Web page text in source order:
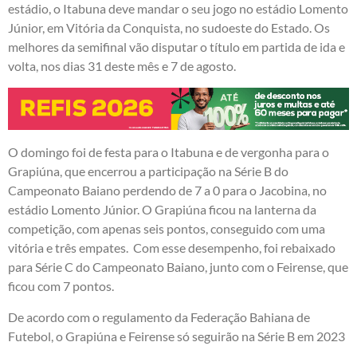
estádio, o Itabuna deve mandar o seu jogo no estádio Lomento
Júnior, em Vitória da Conquista, no sudoeste do Estado. Os
melhores da semifinal vão disputar o título em partida de ida e
volta, nos dias 31 deste mês e 7 de agosto.
O domingo foi de festa para o Itabuna e de vergonha para o
Grapiúna, que encerrou a participação na Série B do
Campeonato Baiano perdendo de 7 a 0 para o Jacobina, no
estádio Lomento Júnior. O Grapiúna ficou na lanterna da
competição, com apenas seis pontos, conseguido com uma
vitória e três empates. Com esse desempenho, foi rebaixado
para Série C do Campeonato Baiano, junto com o Feirense, que
ficou com 7 pontos.
De acordo com o regulamento da Federação Bahiana de
Futebol, o Grapiúna e Feirense só seguirão na Série B em 2023